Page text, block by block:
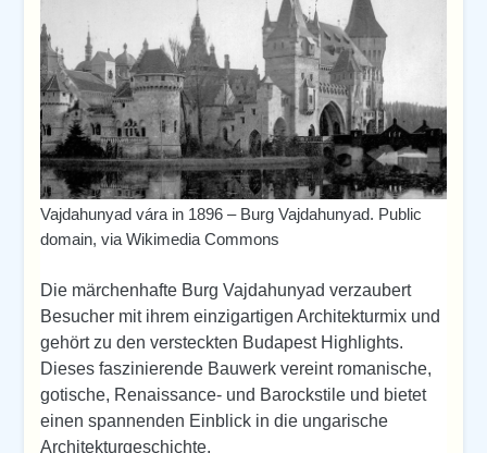
Vajdahunyad vára in 1896 – Burg Vajdahunyad. Public
domain, via Wikimedia Commons
Die märchenhafte Burg Vajdahunyad verzaubert
Besucher mit ihrem einzigartigen Architekturmix und
gehört zu den versteckten Budapest Highlights.
Dieses faszinierende Bauwerk vereint romanische,
gotische, Renaissance- und Barockstile und bietet
einen spannenden Einblick in die ungarische
Architekturgeschichte.